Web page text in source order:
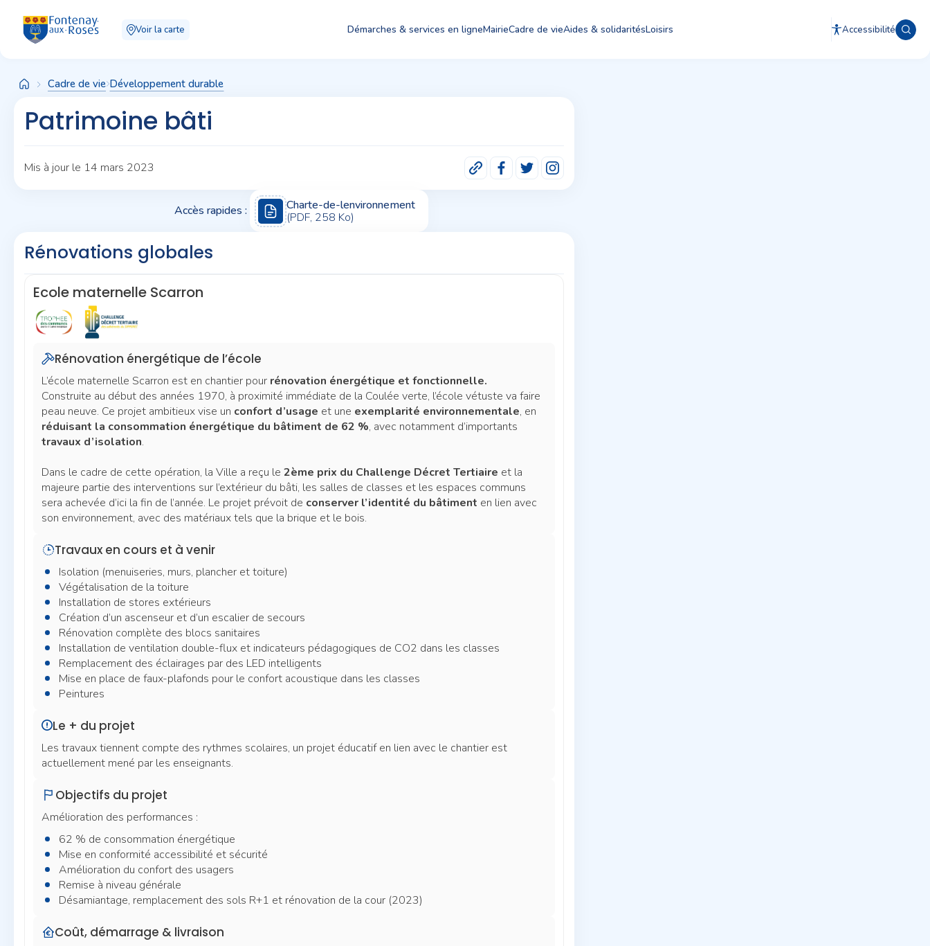
Voir la carte Démarches & services en ligneMairieCadre de vieAides & solidaritésLoisirs Accessibilité
Cadre de vie Développement durable
Patrimoine bâti
Mis à jour le 14 mars 2023
Accès rapides :
Charte-de-lenvironnement
(PDF, 258 Ko)
Rénovations globales
Ecole maternelle Scarron
Rénovation énergétique de l’école
L’école maternelle Scarron est en chantier pour rénovation énergétique et fonctionnelle.
Construite au début des années 1970, à proximité immédiate de la Coulée verte, l’école vétuste va faire
peau neuve. Ce projet ambitieux vise un confort d’usage et une exemplarité environnementale, en
réduisant la consommation énergétique du bâtiment de 62 %, avec notamment d’importants
travaux d’isolation.
Dans le cadre de cette opération, la Ville a reçu le 2ème prix du Challenge Décret Tertiaire et la
majeure partie des interventions sur l’extérieur du bâti, les salles de classes et les espaces communs
sera achevée d’ici la fin de l’année. Le projet prévoit de conserver l’identité du bâtiment en lien avec
son environnement, avec des matériaux tels que la brique et le bois.
Travaux en cours et à venir
Isolation (menuiseries, murs, plancher et toiture)
Végétalisation de la toiture
Installation de stores extérieurs
Création d’un ascenseur et d’un escalier de secours
Rénovation complète des blocs sanitaires
Installation de ventilation double-flux et indicateurs pédagogiques de CO2 dans les classes
Remplacement des éclairages par des LED intelligents
Mise en place de faux-plafonds pour le confort acoustique dans les classes
Peintures
Le + du projet
Les travaux tiennent compte des rythmes scolaires, un projet éducatif en lien avec le chantier est
actuellement mené par les enseignants.
Objectifs du projet
Amélioration des performances :
62 % de consommation énergétique
Mise en conformité accessibilité et sécurité
Amélioration du confort des usagers
Remise à niveau générale
Désamiantage, remplacement des sols R+1 et rénovation de la cour (2023)
Coût, démarrage & livraison